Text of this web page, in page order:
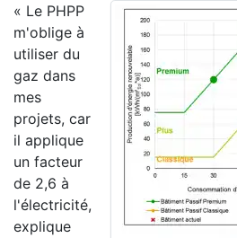
« Le PHPP
m'oblige à
utiliser du
gaz dans
mes
projets, car
il applique
un facteur
de 2,6 à
l'électricité,
explique